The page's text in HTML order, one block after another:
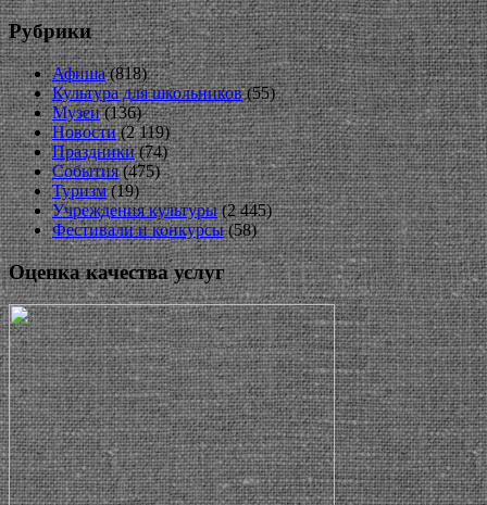
Рубрики
Афиша(818)
Культура для школьников(55)
Музеи(136)
Новости(2 119)
Праздники(74)
События(475)
Туризм(19)
Учреждения культуры(2 445)
Фестивали и конкурсы(58)
Оценка качества услуг